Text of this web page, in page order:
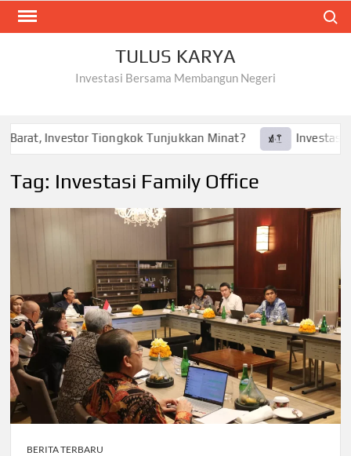
Skip
TULUS KARYA
Investasi Bersama Membangun Negeri
Investor Tiongkok Tunjukkan Minat? Investasi
Tag: Investasi Family Office
BERITA TERBARU